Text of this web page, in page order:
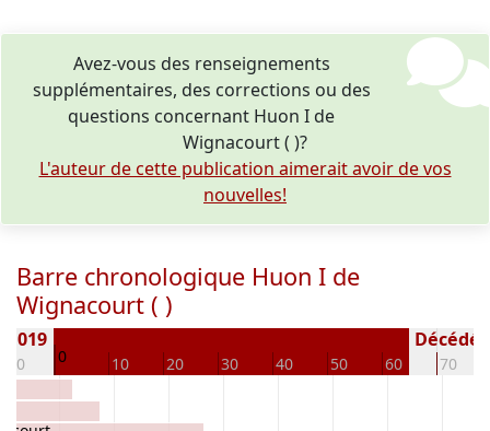
Avez-vous des renseignements
supplémentaires, des corrections ou des
questions concernant Huon I de
Wignacourt ( )?
L'auteur de cette publication aimerait avoir de vos
nouvelles!
Barre chronologique Huon I de
Wignacourt ( )
-10 0 10 20 30 40 50 60 70
1019